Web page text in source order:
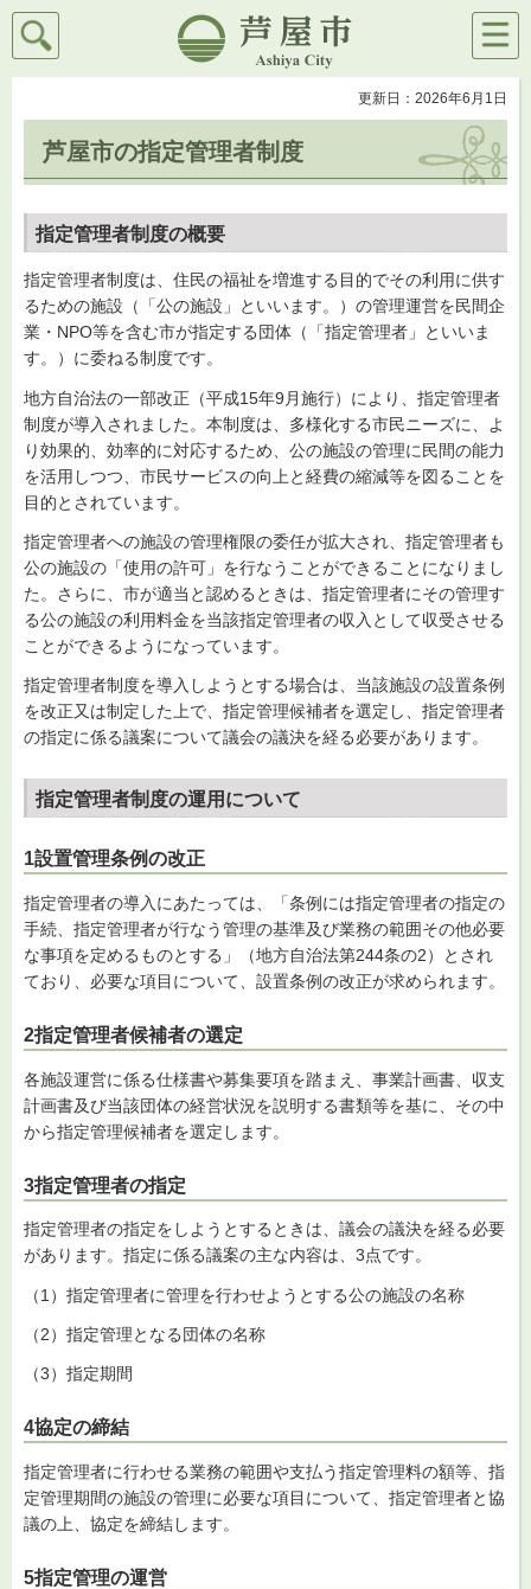
芦屋市
検索
メニ
ュー
更新日：2026年6月1日
芦屋市の指定管理者制度
指定管理者制度の概要
指定管理者制度は、住民の福祉を増進する目的でその利用に供す
るための施設（「公の施設」といいます。）の管理運営を民間企
業・NPO等を含む市が指定する団体（「指定管理者」といいま
す。）に委ねる制度です。
地方自治法の一部改正（平成15年9月施行）により、指定管理者
制度が導入されました。本制度は、多様化する市民ニーズに、よ
り効果的、効率的に対応するため、公の施設の管理に民間の能力
を活用しつつ、市民サービスの向上と経費の縮減等を図ることを
目的とされています。
指定管理者への施設の管理権限の委任が拡大され、指定管理者も
公の施設の「使用の許可」を行なうことができることになりまし
た。さらに、市が適当と認めるときは、指定管理者にその管理す
る公の施設の利用料金を当該指定管理者の収入として収受させる
ことができるようになっています。
指定管理者制度を導入しようとする場合は、当該施設の設置条例
を改正又は制定した上で、指定管理候補者を選定し、指定管理者
の指定に係る議案について議会の議決を経る必要があります。
指定管理者制度の運用について
1設置管理条例の改正
指定管理者の導入にあたっては、「条例には指定管理者の指定の
手続、指定管理者が行なう管理の基準及び業務の範囲その他必要
な事項を定めるものとする」（地方自治法第244条の2）とされ
ており、必要な項目について、設置条例の改正が求められます。
2指定管理者候補者の選定
各施設運営に係る仕様書や募集要項を踏まえ、事業計画書、収支
計画書及び当該団体の経営状況を説明する書類等を基に、その中
から指定管理候補者を選定します。
3指定管理者の指定
指定管理者の指定をしようとするときは、議会の議決を経る必要
があります。指定に係る議案の主な内容は、3点です。
（1）指定管理者に管理を行わせようとする公の施設の名称
（2）指定管理となる団体の名称
（3）指定期間
4協定の締結
指定管理者に行わせる業務の範囲や支払う指定管理料の額等、指
定管理期間の施設の管理に必要な項目について、指定管理者と協
議の上、協定を締結します。
5指定管理の運営